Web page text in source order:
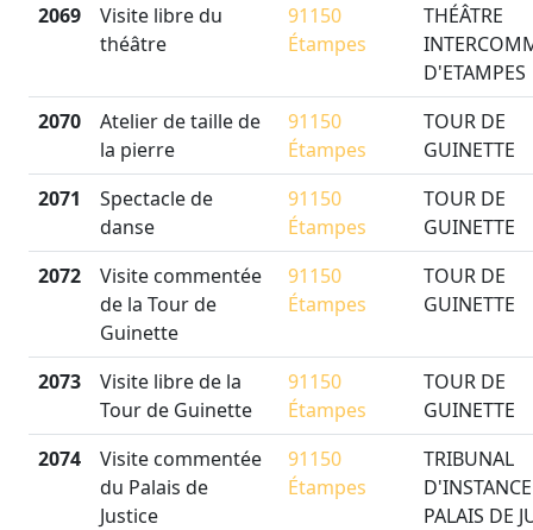
2069
Visite libre du
théâtre
91150
Étampes
THÉÂTRE
D'ETAMPES
2070
Atelier de taille de
la pierre
91150
Étampes
TOUR DE
GUINETTE
2071
Spectacle de
danse
91150
Étampes
TOUR DE
GUINETTE
2072
Visite commentée
de la Tour de
Guinette
91150
Étampes
TOUR DE
GUINETTE
2073
Visite libre de la
Tour de Guinette
91150
Étampes
TOUR DE
GUINETTE
2074
Visite commentée
du Palais de
Justice
91150
Étampes
TRIBUNAL
PALAIS DE